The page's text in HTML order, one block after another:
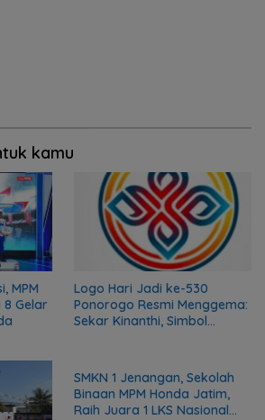
kamu
MPM
Gelar
Logo Hari Jadi ke-530
Ponorogo Resmi Menggema:
Sekar Kinanthi, Simbol
SMKN 1 Jenangan, Sekolah
Binaan MPM Honda Jatim,
Raih Juara 1 LKS Nasional